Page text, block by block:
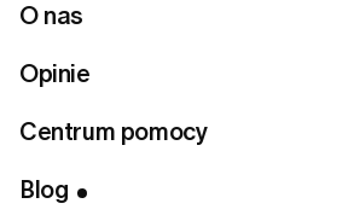
O nas
Opinie
Centrum pomocy
Blog